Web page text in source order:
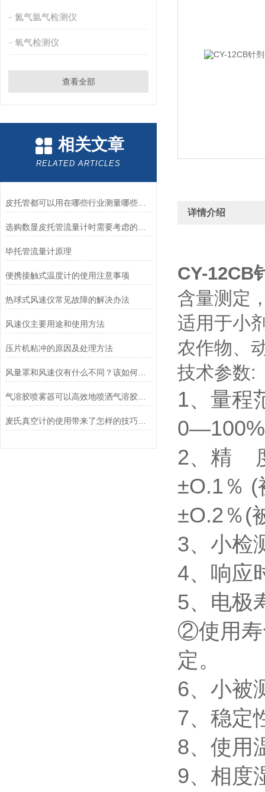
氮气氩气检测仪
氧气检测仪
查看全部
相关文章
RELATED ARTICLES
皮托管都可以用在哪些行业测量哪些数据
毕托管流量计原理
便携接触式温度计的使用注意事项
热球式风速仪常见故障的解决办法
风速仪主要用途和使用方法
压片机粘冲的原因及处理方法
风量罩和风速仪有什么不同？该如何选择？
气溶胶喷雾器可以高效地喷洒气溶胶状的物质
详情介绍
CY-12CB
含量测定
适用于小
农作物、
技术参数:
1、量程
2、精
±O.1％ (
±O.2％(
3、小检
4、响应
5、电极
②使用寿
定。
6、小被
7、稳定
8、使用
9、相度